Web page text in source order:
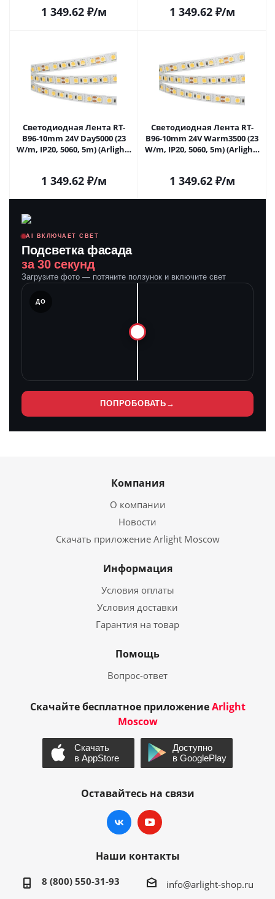
1 349.62₽/м 1 349.62₽/м
Светодиодная Лента RT-
B96-10mm 24V Day5000 (23
W/m, IP20, 5060, 5m) (Arlight,
1 349.62₽/м
Светодиодная Лента RT-
B96-10mm 24V Warm3500 (23
W/m, IP20, 5060, 5m) (Arlight,
1 349.62₽/м
AI ВКЛЮЧАЕТ СВЕТ
Подсветка фасада
за 30 секунд
Загрузите фото — потяните ползунок и включите свет
ДО
ПОПРОБОВАТЬ →
Компания
О компании
Новости
Скачать приложение Arlight Moscow
Информация
Условия оплаты
Условия доставки
Гарантия на товар
Помощь
Вопрос-ответ
Скачайте бесплатное приложениеArlight
Moscow
Оставайтесь на связи
Наши контакты
8 (800) 550-31-93 info@arlight-shop.ru